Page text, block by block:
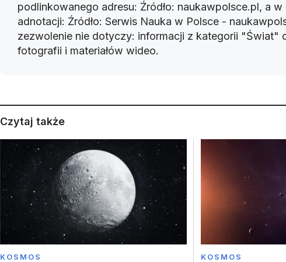
podlinkowanego adresu: Źródło: naukawpolsce.pl, a
adnotacji: Źródło: Serwis Nauka w Polsce -
zezwolenie nie dotyczy: informacji z kategorii "Świat"
fotografii i materiałów wideo.
Czytaj także
KOSMOS KOSMOS